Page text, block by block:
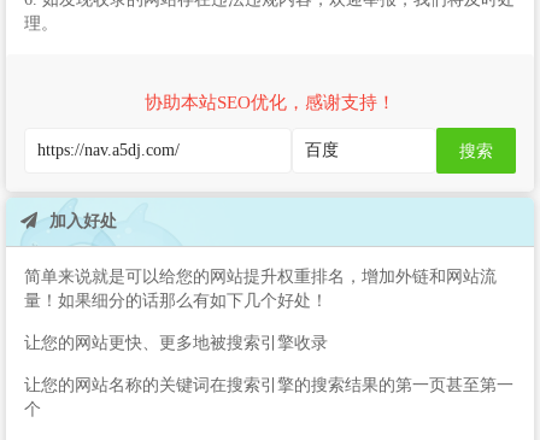
理。
协助本站SEO优化，感谢支持！
搜索
加入好处
简单来说就是可以给您的网站提升权重排名，增加外链和网站流
量！如果细分的话那么有如下几个好处！
让您的网站更快、更多地被搜索引擎收录
让您的网站名称的关键词在搜索引擎的搜索结果的第一页甚至第一
个